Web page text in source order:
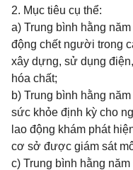
2. Mục tiêu cụ thể:
a) Trung bình hằng
động chết người trong
xây dựng, sử dụng
hóa chất;
b) Trung bình hằng
sức khỏe định kỳ cho
lao động khám phát
cơ sở được giám sát
c) Trung bình hằng